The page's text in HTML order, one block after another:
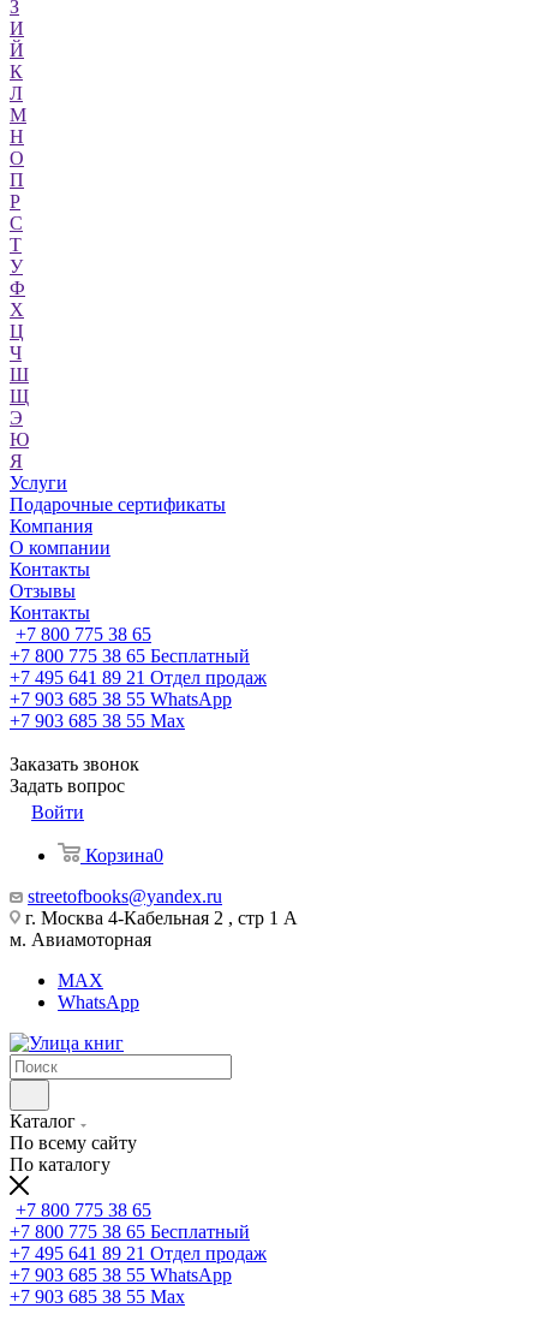
З
И
Й
К
Л
М
Н
О
П
Р
С
Т
У
Ф
Х
Ц
Ч
Ш
Щ
Э
Ю
Я
Услуги
Подарочные сертификаты
Компания
О компании
Контакты
Отзывы
Контакты
+7 800 775 38 65
+7 800 775 38 65 Бесплатный
+7 495 641 89 21 Отдел продаж
+7 903 685 38 55 WhatsApp
+7 903 685 38 55 Max
Заказать звонок
Задать вопрос
Войти
Корзина0
streetofbooks@yandex.ru
г. Москва 4-Кабельная 2 , стр 1 А
м. Авиамоторная
MAX
WhatsApp
Каталог
По всему сайту
По каталогу
+7 800 775 38 65
+7 800 775 38 65 Бесплатный
+7 495 641 89 21 Отдел продаж
+7 903 685 38 55 WhatsApp
+7 903 685 38 55 Max